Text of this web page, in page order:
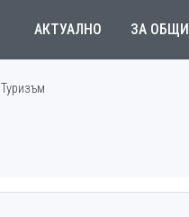
АКТУАЛНО ЗА
Туризъм